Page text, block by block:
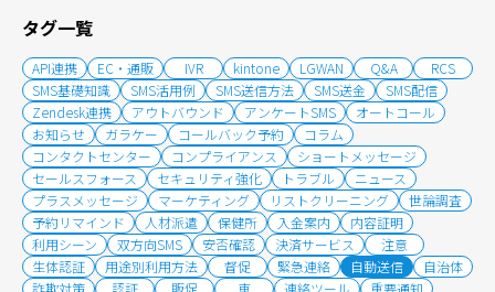
タグ一覧
API連携 EC・通販 IVR kintone LGWAN Q&A
RCS
SMS基礎知識
SMS活用例 SMS送信方法 SMS送金
SMS配信
Zendesk連携
アウトバウンド アンケートSMS
オートコール
お知らせ
ガラケー コールバック予約
コラム
コンタクトセンター
コンプライアンス
ショートメッセージ
セールスフォース
セキュリティ強化 トラブル
ニュース
プラスメッセージ
マーケティング リストクリーニング
世論調査
予約リマインド
人材派遣 保健所 入金案内
内容証明
利用シーン
双方向SMS 安否確認 決済サービス
注意
生体認証
用途別利用方法 督促 緊急連絡 自動送信
自治体
詐欺対策
認証 販促 車 連絡ツール
重要通知